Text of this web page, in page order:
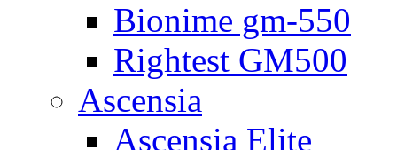
Bionime gm-550
Rightest GM500
Ascensia
Ascensia Elite